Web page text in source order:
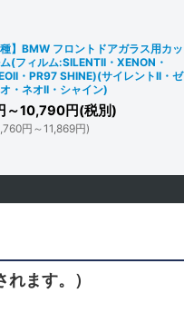
種】BMW フロントドアガラス用カッ
(フィルム:SILENTII・XENON・
・PR97 SHINE)(サイレントII・ゼ
・ネオII・シャイン)
～10,790円(税別)
円 ～11,869円)
ます。）